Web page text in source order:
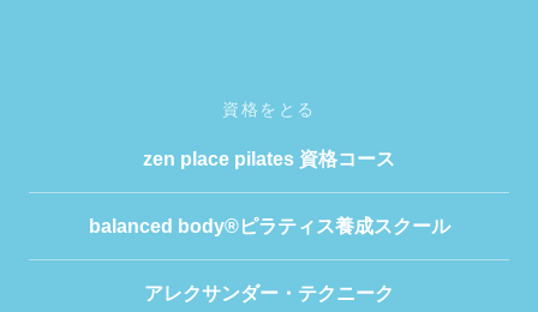
資格をとる
zen place pilates 資格コース
balanced body®ピラティス養成スクール
アレクサンダー・テクニーク